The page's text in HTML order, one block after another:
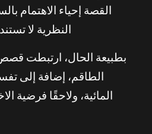
القصة إحياء الاهتمام
النظرية لا
بطبيعة الحال، ارتبطت
الطاقم، إضافة إلى
المائية، ولاحقًا فرضية